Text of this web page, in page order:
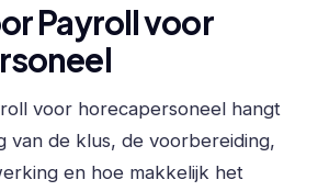
Payroll voor
voor horecapersoneel hangt
van de klus, de voorbereiding,
en hoe makkelijk het